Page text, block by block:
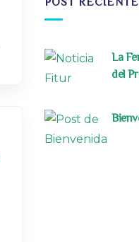
La
del